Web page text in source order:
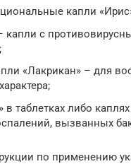
капли
капли с
«Лакрикан» – для
в таблетках либо
вызванных
по применению